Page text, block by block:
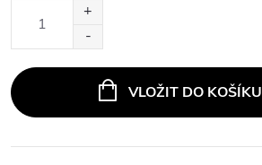
VLOŽIT DO KOŠÍKU